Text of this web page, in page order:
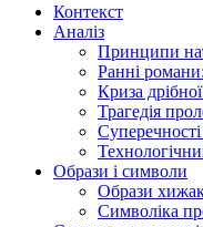
Контекст
Аналіз
Принципи
Ранні романи:
Криза
Трагедія
Образи і символи
Образи
Символіка